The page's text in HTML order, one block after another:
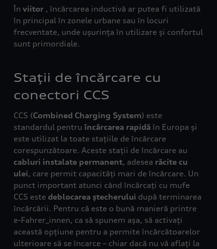
În viitor , încărcarea inductivă ar putea fi utilizată
în principal în zonele urbane sau în locuri
frecventate, unde ușurința în utilizare și confortul
sunt primordiale.
Stații de încărcare cu
conectori CCS
CCS (Combined Charging System) este
standardul pentru încărcarea rapidă în Europa și
este utilizat la toate stațiile de încărcare
corespunzătoare. Aceste stații de încărcare au
cabluri instalate permanent, adesea răcite cu
ulei, care permit capacități mari de încărcare. Un
punct important atunci când încărcați cu mufe
CCS este deblocarea ștecherului după terminarea
încărcării. Pentru că este o bună manieră printre
e-Fahrer_innen, ca să spunem așa, să activați
această opțiune pentru a permite încărcătoarelor
ulterioare să se încarce – chiar dacă nu vă aflați la